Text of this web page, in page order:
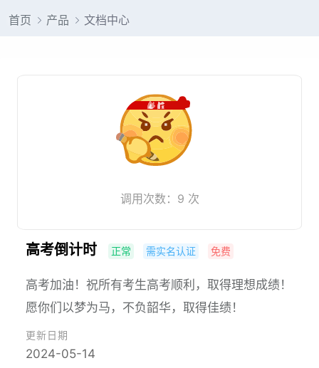
首页 产品 文档中心
调用次数：9 次
高考倒计时 正常 需实名认证 免费
高考加油！祝所有考生高考顺利，取得理想成绩！
愿你们以梦为马，不负韶华，取得佳绩！
更新日期
2024-05-14